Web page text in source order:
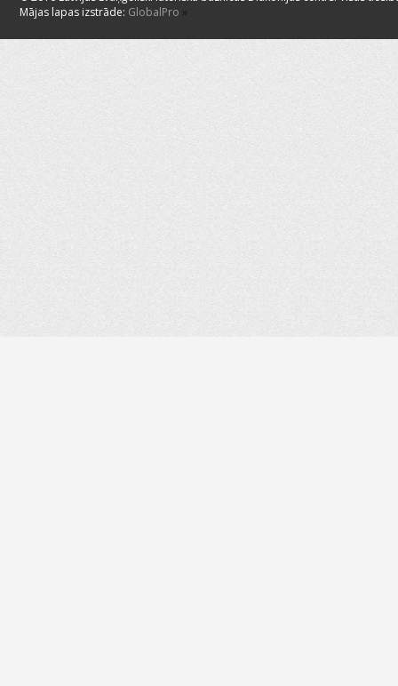
Mājas lapas izstrāde: GlobalPro »